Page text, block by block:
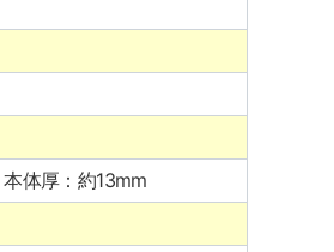
体厚：約13mm